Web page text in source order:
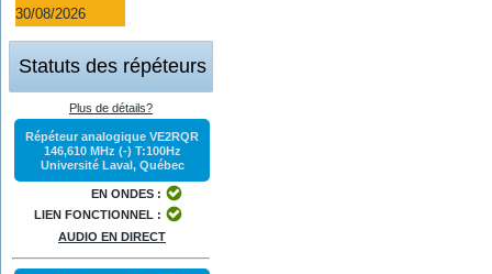
30/08/2026
Statuts des répéteurs
Plus de détails?
Répéteur analogique VE2RQR
146,610 MHz (-) T:100Hz
Université Laval, Québec
EN ONDES :
LIEN FONCTIONNEL :
AUDIO EN DIRECT